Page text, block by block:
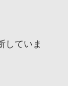
していま